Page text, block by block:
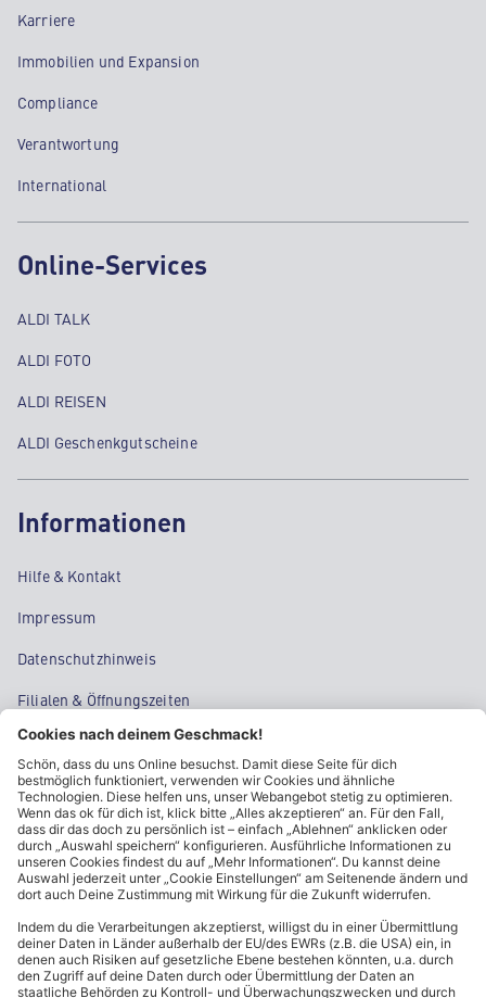
Karriere
Immobilien und Expansion
Compliance
Verantwortung
International
Online-Services
ALDI TALK
ALDI FOTO
ALDI REISEN
ALDI Geschenkgutscheine
Informationen
Hilfe & Kontakt
Impressum
Datenschutzhinweis
Filialen & Öffnungszeiten
Kontakt
Cookie-Einstellungen
Kundeninformationen
ALDI Nord folgen